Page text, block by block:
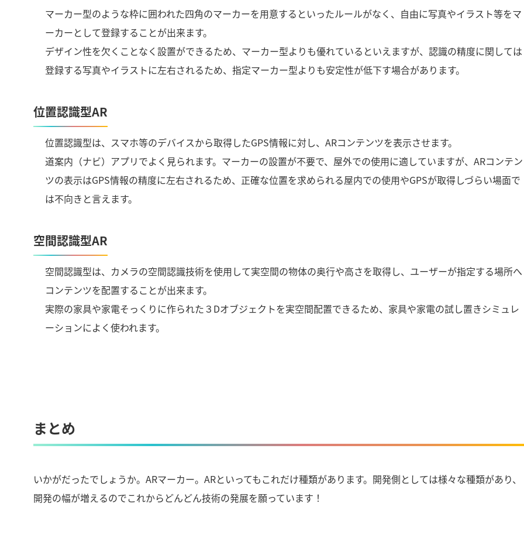
マーカー型のような枠に囲われた四角のマーカーを用意するといったルールがなく、自由に写真やイラスト等をマ
ーカーとして登録することが出来ます。
デザイン性を欠くことなく設置ができるため、マーカー型よりも優れているといえますが、認識の精度に関しては
登録する写真やイラストに左右されるため、指定マーカー型よりも安定性が低下す場合があります。
位置認識型AR
位置認識型は、スマホ等のデバイスから取得したGPS情報に対し、ARコンテンツを表示させます。
道案内（ナビ）アプリでよく見られます。マーカーの設置が不要で、屋外での使用に適していますが、ARコンテン
ツの表示はGPS情報の精度に左右されるため、正確な位置を求められる屋内での使用やGPSが取得しづらい場面で
は不向きと言えます。
空間認識型AR
空間認識型は、カメラの空間認識技術を使用して実空間の物体の奥行や高さを取得し、ユーザーが指定する場所へ
コンテンツを配置することが出来ます。
実際の家具や家電そっくりに作られた３Dオブジェクトを実空間配置できるため、家具や家電の試し置きシミュレ
ーションによく使われます。
まとめ
いかがだったでしょうか。ARマーカー。ARといってもこれだけ種類があります。開発側としては様々な種類があり、
開発の幅が増えるのでこれからどんどん技術の発展を願っています！